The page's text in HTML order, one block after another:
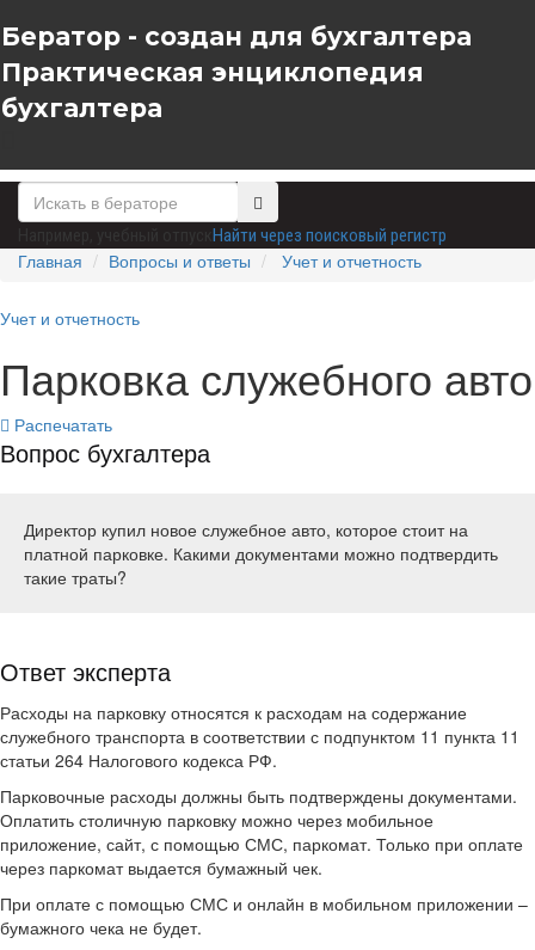
Бератор - создан для бухгалтера
Практическая энциклопедия
бухгалтера
Найти через поисковый регистр
Главная Вопросы и ответы Учет и отчетность
Учет и отчетность
Парковка служебного авто
Распечатать
Вопрос бухгалтера
Директор купил новое служебное авто, которое стоит на
платной парковке. Какими документами можно подтвердить
такие траты?
Ответ эксперта
Расходы на парковку относятся к расходам на содержание
служебного транспорта в соответствии с подпунктом 11 пункта 11
статьи 264 Налогового кодекса РФ.
Парковочные расходы должны быть подтверждены документами.
Оплатить столичную парковку можно через мобильное
приложение, сайт, с помощью СМС, паркомат. Только при оплате
через паркомат выдается бумажный чек.
При оплате с помощью СМС и онлайн в мобильном приложении –
бумажного чека не будет.